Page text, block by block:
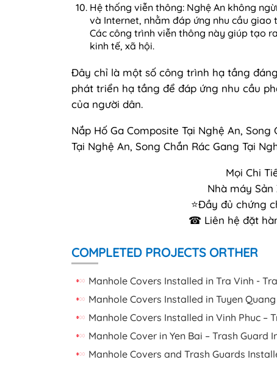
Hệ thống viễn thông: Nghệ An không
và Internet, nhằm đáp ứng nhu cầu
Các công trình viễn thông này giúp tạo
kinh tế, xã hội.
Đây chỉ là một số công trình hạ tầng
phát triển hạ tầng để đáp ứng nhu cầu
của người dân.
Nắp Hố Ga Composite Tại Nghệ An,
Tại Nghệ An, Song Chắn Rác Gang Tại
Mọi Chi
Nhà máy Sản
⭐Đầy đủ chứng
☎ Liên hệ đặt
COMPLETED PROJECTS ORTHER
Manhole Covers Installed in Tra Vinh -
Manhole Covers Installed in Tuyen
Manhole Covers Installed in Vinh Phuc –
Manhole Cover in Yen Bai – Trash Guard
Manhole Covers and Trash Guards